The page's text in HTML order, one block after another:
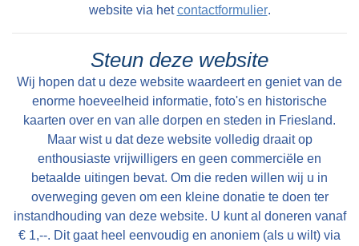
op de grootste boerderij onder Folsgara. De
boerderij omvat dan LXXX (80) ponden land,
waarvan “36 ponden Hooijland, 31 ponden
Grasland en 7 ponden Reijdland”. Het land ten
zuiden van de boerderij wordt het “lege meden”
genoemd, waaraan het rijeedmeer (rietmeer) ligt.
Het rijeedland (rietland) ligt tegen de “die grote
Rien”. Verder is er nog “6 ponden saedlant
leggende, om ende om op ende an Epas vors.
stins graft”. Deze stinsgracht omsloot de
stinswier en lag tegen het “saedland” aan. Een
website via hetcontactformulier.
Steun deze website
Wij hopen dat u deze website waardeert en geniet van de
enorme hoeveelheid informatie, foto's en historische
kaarten over en van alle dorpen en steden in Friesland.
Maar wist u dat deze website volledig draait op
enthousiaste vrijwilligers en geen commerciële en
betaalde uitingen bevat. Om die reden willen wij u in
overweging geven om een kleine donatie te doen ter
instandhouding van deze website. U kunt al doneren vanaf
€ 1,--. Dit gaat heel eenvoudig en anoniem (als u wilt) via